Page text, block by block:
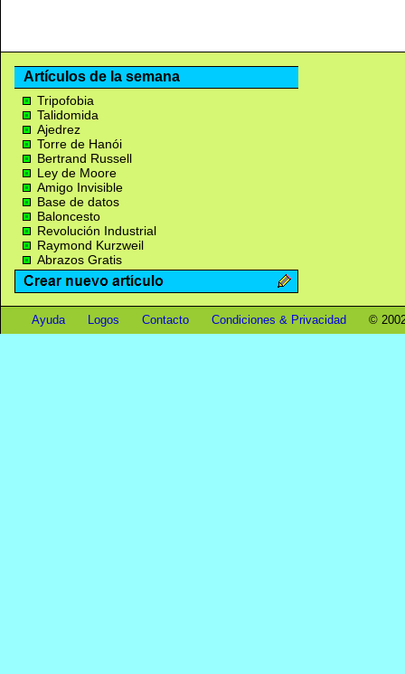
Artículos de la semana
Tripofobia
Talidomida
Ajedrez
Torre de Hanói
Bertrand Russell
Ley de Moore
Amigo Invisible
Base de datos
Baloncesto
Revolución Industrial
Raymond Kurzweil
Abrazos Gratis
Ayuda Logos Contacto Condiciones & Privacidad ©